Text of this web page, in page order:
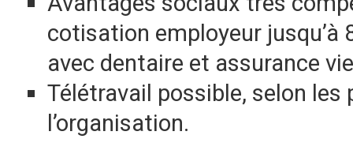
cotisation employeur jusqu’à
avec dentaire et assurance
Télétravail possible, selon
l’organisation.